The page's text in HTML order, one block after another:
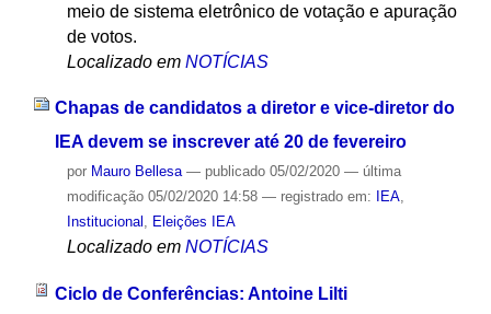
meio de sistema eletrônico de votação e apuração
de votos.
Localizado em NOTÍCIAS
Chapas de candidatos a diretor e vice-diretor do
IEA devem se inscrever até 20 de fevereiro
por Mauro Bellesa — publicado05/02/2020 — última
modificação05/02/2020 14:58 — registrado em: IEA,
Institucional , Eleições IEA
Localizado em NOTÍCIAS
Ciclo de Conferências: Antoine Lilti